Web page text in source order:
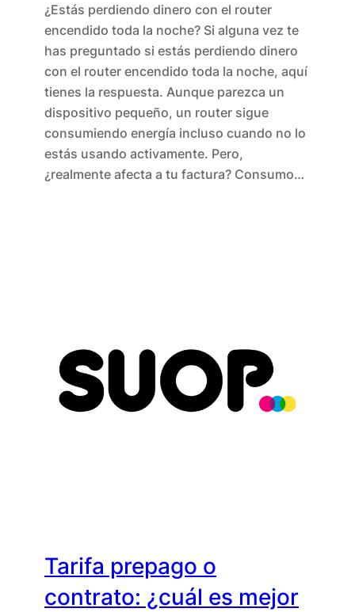
¿Estás perdiendo dinero con el router
encendido toda la noche? Si alguna vez te
has preguntado si estás perdiendo dinero
con el router encendido toda la noche, aquí
tienes la respuesta. Aunque parezca un
dispositivo pequeño, un router sigue
consumiendo energía incluso cuando no lo
estás usando activamente. Pero,
¿realmente afecta a tu factura? Consumo…
Tarifa prepago o
contrato: ¿cuál es mejor